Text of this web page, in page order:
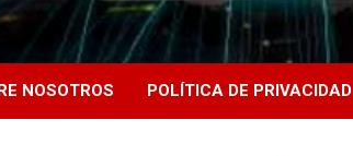
NOSOTROS POLÍTICA DE PRIVACIDAD